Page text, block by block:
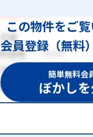
この物件をご
会員登録（無料
簡単無料会
ぼかしを